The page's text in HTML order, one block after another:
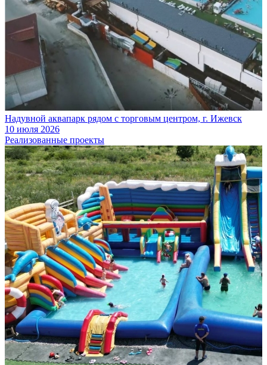
Надувной аквапарк рядом с торговым центром, г. Ижевск
10 июля 2026
Реализованные проекты